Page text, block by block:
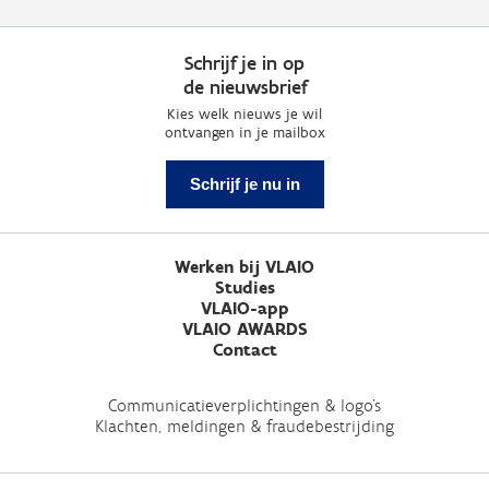
Schrijf je in op
de nieuwsbrief
Kies welk nieuws je wil
ontvangen in je mailbox
Schrijf je nu in
Werken bij VLAIO
Studies
VLAIO-app
VLAIO AWARDS
Contact
Communicatieverplichtingen & logo's
Klachten, meldingen & fraudebestrijding